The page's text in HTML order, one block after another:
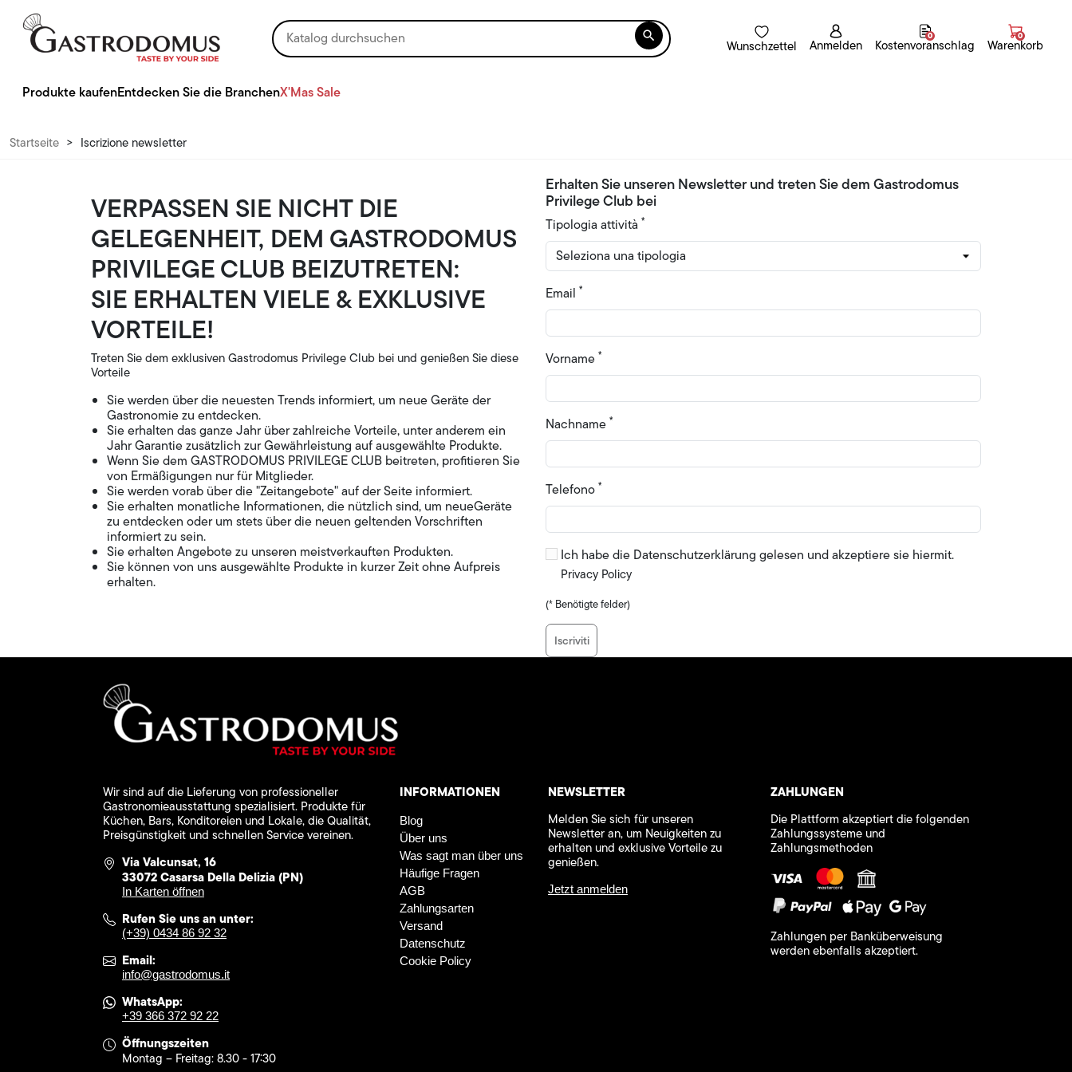

Wunschzettel Anmelden Kostenvoranschlag
0
Warenkorb
0
Produkte kaufenEntdecken Sie die BranchenX'Mas Sale
Startseite > Iscrizione newsletter
VERPASSEN SIE NICHT DIE
GELEGENHEIT, DEM GASTRODOMUS
PRIVILEGE CLUB BEIZUTRETEN:
SIE ERHALTEN VIELE & EXKLUSIVE
VORTEILE!
Treten Sie dem exklusiven Gastrodomus Privilege Club bei und genießen Sie diese
Vorteile
Sie werden über die neuesten Trends informiert, um neue Geräte der
Gastronomie zu entdecken.
Sie erhalten das ganze Jahr über zahlreiche Vorteile, unter anderem ein
Jahr Garantie zusätzlich zur Gewährleistung auf ausgewählte Produkte.
Wenn Sie dem GASTRODOMUS PRIVILEGE CLUB beitreten, profitieren Sie
von Ermäßigungen nur für Mitglieder.
Sie werden vorab über die "Zeitangebote" auf der Seite informiert.
Sie erhalten monatliche Informationen, die nützlich sind, um neueGeräte
zu entdecken oder um stets über die neuen geltenden Vorschriften
informiert zu sein.
Sie erhalten Angebote zu unseren meistverkauften Produkten.
Sie können von uns ausgewählte Produkte in kurzer Zeit ohne Aufpreis
erhalten.
Erhalten Sie unseren Newsletter und treten Sie dem Gastrodomus
Privilege Club bei
Tipologia attività *
Email *
Vorname *
Nachname *
Telefono *
Ich habe die Datenschutzerklärung gelesen und akzeptiere sie hiermit.
Privacy Policy
(* Benötigte felder)
Iscriviti
Wir sind auf die Lieferung von professioneller
Gastronomieausstattung spezialisiert. Produkte für
Küchen, Bars, Konditoreien und Lokale, die Qualität,
Preisgünstigkeit und schnellen Service vereinen.
Via Valcunsat, 16
33072 Casarsa Della Delizia (PN)
In Karten öffnen
Rufen Sie uns an unter:
(+39) 0434 86 92 32
Email:
info@gastrodomus.it
WhatsApp:
+39 366 372 92 22
Öffnungszeiten
Montag – Freitag: 8.30 - 17:30
INFORMATIONEN
Blog
Über uns
Was sagt man über uns
Häufige Fragen
AGB
Zahlungsarten
Versand
Datenschutz
Cookie Policy
NEWSLETTER
Melden Sie sich für unseren
Newsletter an, um Neuigkeiten zu
erhalten und exklusive Vorteile zu
genießen.
Jetzt anmelden
ZAHLUNGEN
Die Plattform akzeptiert die folgenden
Zahlungssysteme und
Zahlungsmethoden
Zahlungen per Banküberweisung
werden ebenfalls akzeptiert.